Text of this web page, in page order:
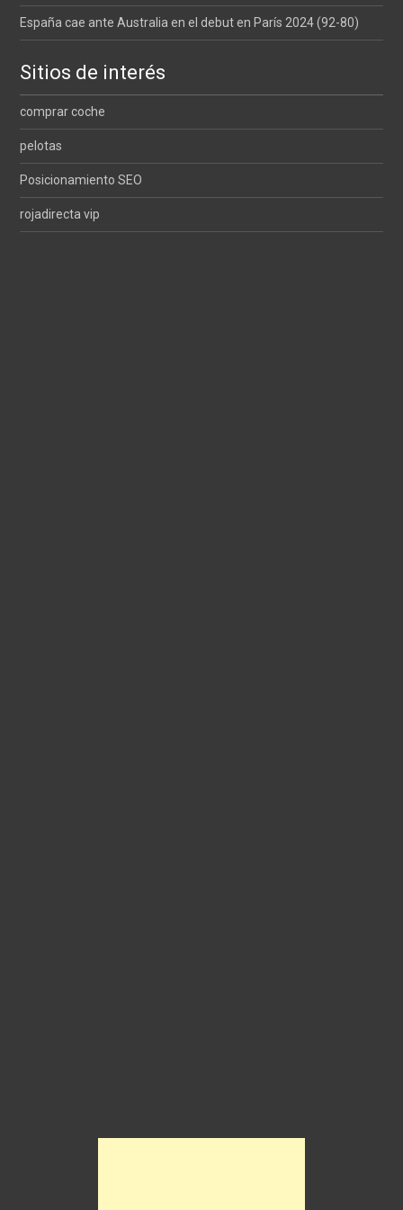
España cae ante Australia en el debut en París 2024 (92-80)
Sitios de interés
comprar coche
pelotas
Posicionamiento SEO
rojadirecta vip